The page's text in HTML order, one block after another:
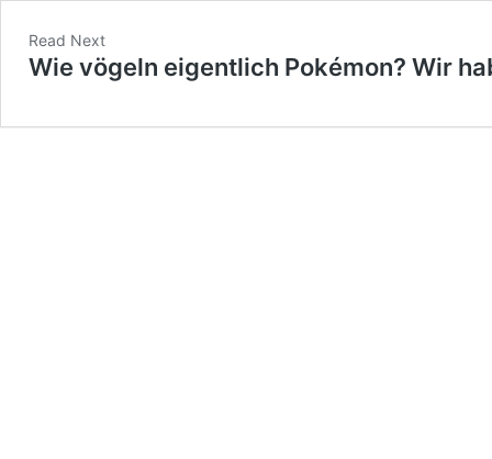
Read Next
Wie vögeln eigentlich Pokémon? Wir